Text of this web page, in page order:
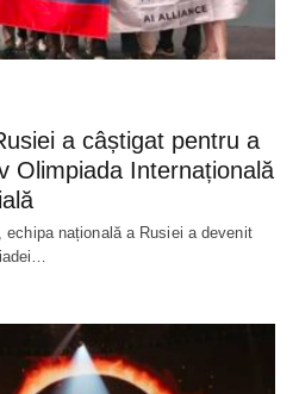
a câștigat pentru a
Olimpiada Internațională
națională a Rusiei a devenit